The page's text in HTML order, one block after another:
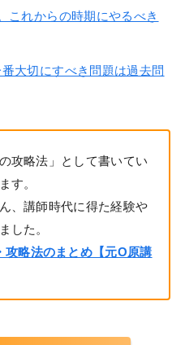
これからの時期にやるべき
大切にすべき問題は過去問
攻略法」として書いてい
す。
、講師時代に得た経験や
した。
攻略法のまとめ【元O原講